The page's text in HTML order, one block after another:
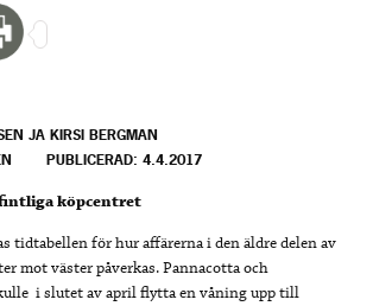
JA KIRSI BERGMAN
PUBLICERAD: 4.4.2017
köpcentret
tidtabellen för hur affärerna i den äldre delen av
mot väster påverkas. Pannacotta och
i slutet av april flytta en våning upp till